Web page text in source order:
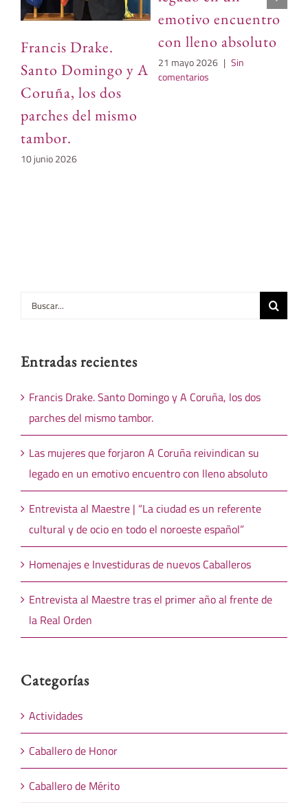
Francis Drake.
Santo Domingo y A
Coruña, los dos
parches del mismo
tambor.
10 junio 2026
emotivo encuentro
con lleno absoluto
21 mayo 2026 | Sin
comentarios
Buscar:
Entradas recientes
Francis Drake. Santo Domingo y A Coruña, los dos
parches del mismo tambor.
Las mujeres que forjaron A Coruña reivindican su
legado en un emotivo encuentro con lleno absoluto
Entrevista al Maestre | “La ciudad es un referente
cultural y de ocio en todo el noroeste español”
Homenajes e Investiduras de nuevos Caballeros
Entrevista al Maestre tras el primer año al frente de
la Real Orden
Categorías
Actividades
Caballero de Honor
Caballero de Mérito